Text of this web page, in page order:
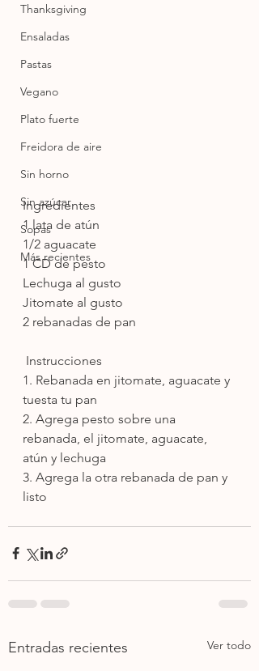
Thanksgiving
Ensaladas
Pastas
Vegano
Plato fuerte
Freidora de aire
Sin horno
Sin azúcar
Sopas
Más recientes
Ingredientes
1 lata de atún
1/2 aguacate
1 CD de pesto
Lechuga al gusto
Jitomate al gusto
2 rebanadas de pan
Instrucciones
1. Rebanada en jitomate, aguacate y
tuesta tu pan
2. Agrega pesto sobre una
rebanada, el jitomate, aguacate,
atún y lechuga
3. Agrega la otra rebanada de pan y
listo
Entradas recientes Ver todo